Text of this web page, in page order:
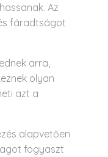
Az
fáradtságot
arra,
olyan
azt a
alapvetően
fogyaszt